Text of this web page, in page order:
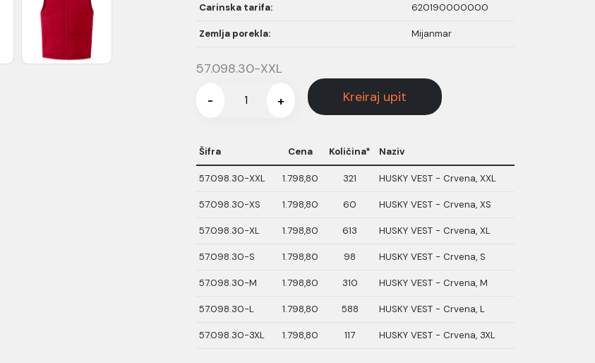
Carinska tarifa: 620190000000
Zemlja porekla: Mijanmar
57.098.30-XXL
- + Kreiraj upit
Šifra Cena Količina* Naziv
57.098.30-XXL 1.798,80 321 HUSKY VEST - Crvena, XXL
57.098.30-XS 1.798,80 60 HUSKY VEST - Crvena, XS
57.098.30-XL 1.798,80 613 HUSKY VEST - Crvena, XL
57.098.30-S 1.798,80 98 HUSKY VEST - Crvena, S
57.098.30-M 1.798,80 310 HUSKY VEST - Crvena, M
57.098.30-L 1.798,80 588 HUSKY VEST - Crvena, L
57.098.30-3XL 1.798,80 117 HUSKY VEST - Crvena, 3XL